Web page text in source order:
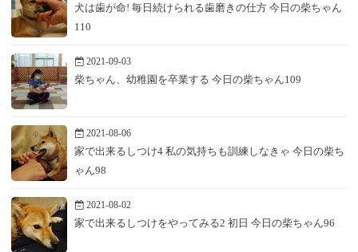
犬は歯が命! 毎日続けられる歯磨きの仕方 今日の柴ちゃん
110
2021-09-03
柴ちゃん、幼稚園を卒業する 今日の柴ちゃん109
2021-08-06
家で出来るしつけ4 私の気持ちも訓練しなきゃ 今日の柴ち
ゃん98
2021-08-02
家で出来るしつけをやってみる2 初日 今日の柴ちゃん96